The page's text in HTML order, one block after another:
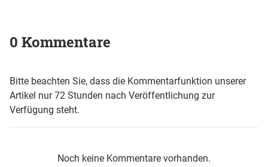
0 Kommentare
Bitte beachten Sie, dass die Kommentarfunktion unserer
Artikel nur 72 Stunden nach Veröffentlichung zur
Verfügung steht.
Noch keine Kommentare vorhanden.